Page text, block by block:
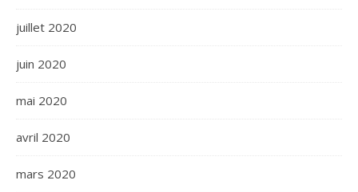
juillet 2020
juin 2020
mai 2020
avril 2020
mars 2020